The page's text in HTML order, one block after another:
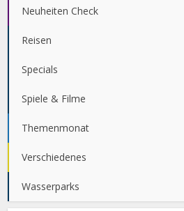
Neuheiten Check
Reisen
Specials
Spiele & Filme
Themenmonat
Verschiedenes
Wasserparks